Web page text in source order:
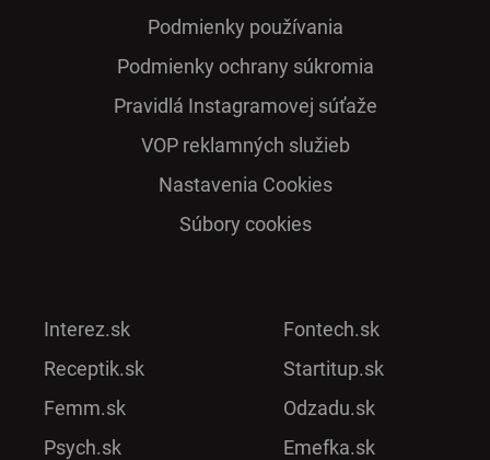
Podmienky používania
Podmienky ochrany súkromia
Pra­vidlá Ins­ta­gra­mo­vej sú­ťaže
VOP reklamných služieb
Nastavenia Cookies
Súbory cookies
Interez.sk
Receptik.sk
Femm.sk
Psych.sk
Fontech.sk
Startitup.sk
Odzadu.sk
Emefka.sk